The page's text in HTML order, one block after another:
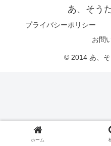
あ、そう
プライバシーポリシー
お問
© 2014 あ、そ
ホーム